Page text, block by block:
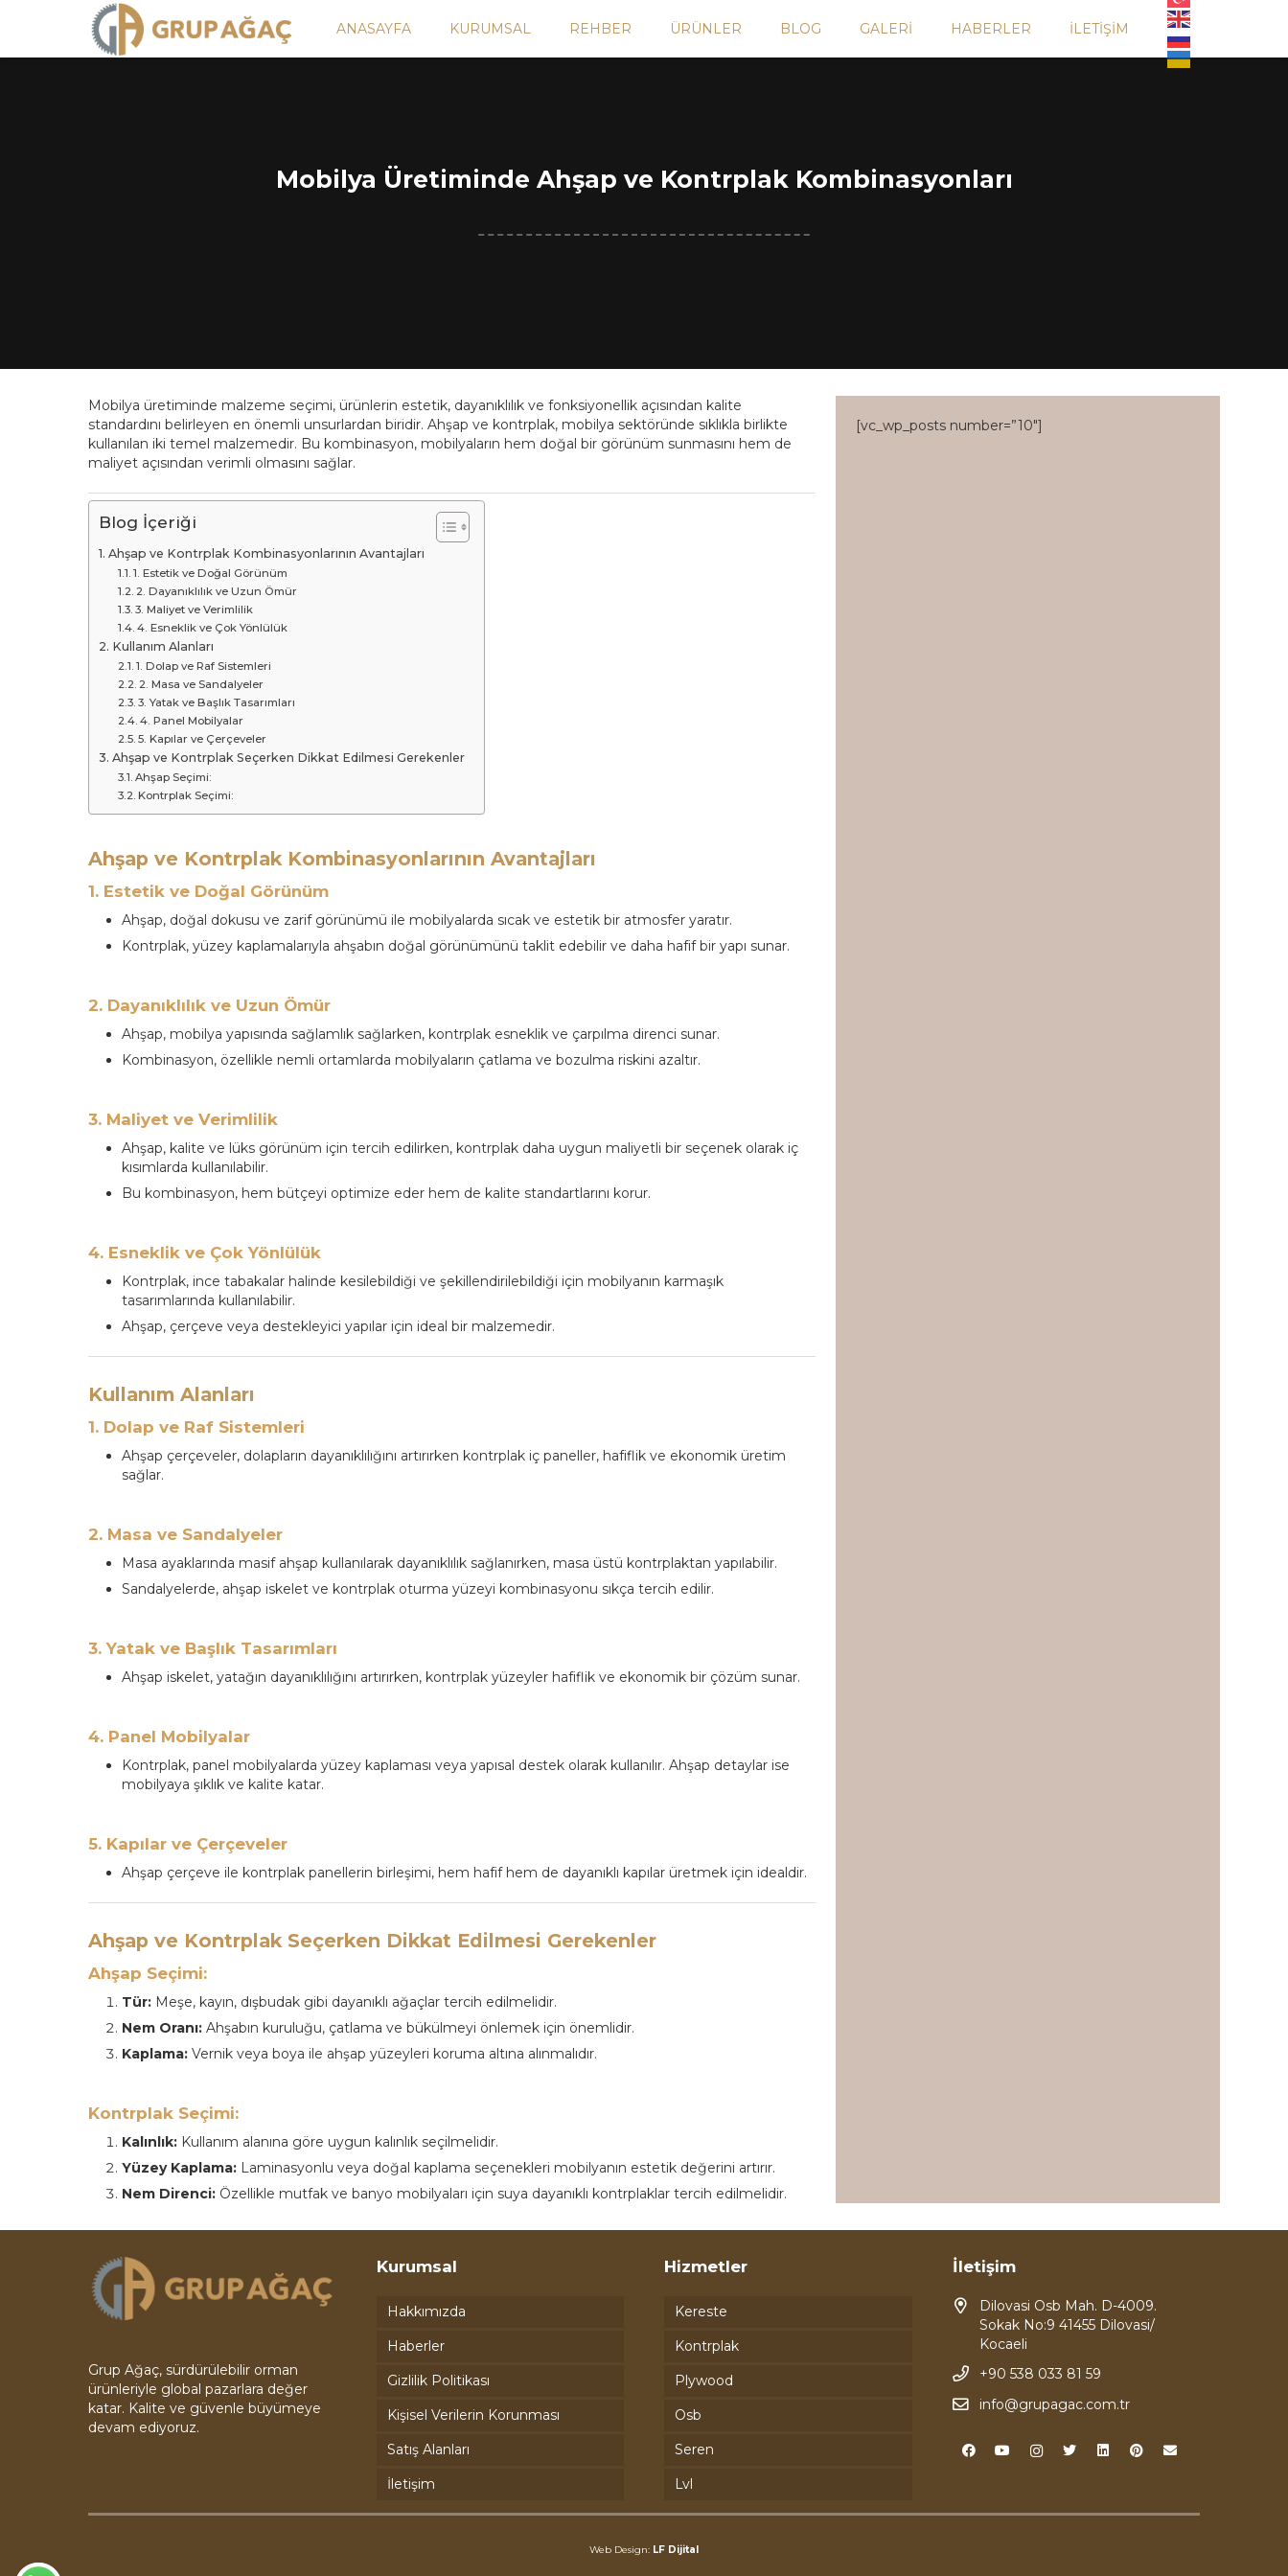
ANASAYFA KURUMSAL REHBER ÜRÜNLER BLOG GALERI HABERLER İLETIŞIM
Mobilya Üretiminde Ahşap ve Kontrplak Kombinasyonları
Mobilya üretiminde malzeme seçimi, ürünlerin estetik, dayanıklılık ve fonksiyonellik açısından kalite
standardını belirleyen en önemli unsurlardan biridir. Ahşap ve kontrplak, mobilya sektöründe sıklıkla birlikte
kullanılan iki temel malzemedir. Bu kombinasyon, mobilyaların hem doğal bir görünüm sunmasını hem de
maliyet açısından verimli olmasını sağlar.
Blog İçeriği
Ahşap ve Kontrplak Kombinasyonlarının Avantajları
1. Estetik ve Doğal Görünüm
2. Dayanıklılık ve Uzun Ömür
3. Maliyet ve Verimlilik
4. Esneklik ve Çok Yönlülük
Kullanım Alanları
1. Dolap ve Raf Sistemleri
2. Masa ve Sandalyeler
3. Yatak ve Başlık Tasarımları
4. Panel Mobilyalar
5. Kapılar ve Çerçeveler
Ahşap ve Kontrplak Seçerken Dikkat Edilmesi Gerekenler
Ahşap Seçimi:
Kontrplak Seçimi:
Ahşap ve Kontrplak Kombinasyonlarının Avantajları
1. Estetik ve Doğal Görünüm
Ahşap, doğal dokusu ve zarif görünümü ile mobilyalarda sıcak ve estetik bir atmosfer yaratır.
Kontrplak, yüzey kaplamalarıyla ahşabın doğal görünümünü taklit edebilir ve daha hafif bir yapı sunar.
2. Dayanıklılık ve Uzun Ömür
Ahşap, mobilya yapısında sağlamlık sağlarken, kontrplak esneklik ve çarpılma direnci sunar.
Kombinasyon, özellikle nemli ortamlarda mobilyaların çatlama ve bozulma riskini azaltır.
3. Maliyet ve Verimlilik
Ahşap, kalite ve lüks görünüm için tercih edilirken, kontrplak daha uygun maliyetli bir seçenek olarak iç
kısımlarda kullanılabilir.
Bu kombinasyon, hem bütçeyi optimize eder hem de kalite standartlarını korur.
4. Esneklik ve Çok Yönlülük
Kontrplak, ince tabakalar halinde kesilebildiği ve şekillendirilebildiği için mobilyanın karmaşık
tasarımlarında kullanılabilir.
Ahşap, çerçeve veya destekleyici yapılar için ideal bir malzemedir.
Kullanım Alanları
1. Dolap ve Raf Sistemleri
Ahşap çerçeveler, dolapların dayanıklılığını artırırken kontrplak iç paneller, hafiflik ve ekonomik üretim
sağlar.
2. Masa ve Sandalyeler
Masa ayaklarında masif ahşap kullanılarak dayanıklılık sağlanırken, masa üstü kontrplaktan yapılabilir.
Sandalyelerde, ahşap iskelet ve kontrplak oturma yüzeyi kombinasyonu sıkça tercih edilir.
3. Yatak ve Başlık Tasarımları
Ahşap iskelet, yatağın dayanıklılığını artırırken, kontrplak yüzeyler hafiflik ve ekonomik bir çözüm sunar.
4. Panel Mobilyalar
Kontrplak, panel mobilyalarda yüzey kaplaması veya yapısal destek olarak kullanılır. Ahşap detaylar ise
mobilyaya şıklık ve kalite katar.
5. Kapılar ve Çerçeveler
Ahşap çerçeve ile kontrplak panellerin birleşimi, hem hafif hem de dayanıklı kapılar üretmek için idealdir.
Ahşap ve Kontrplak Seçerken Dikkat Edilmesi Gerekenler
Ahşap Seçimi:
Tür: Meşe, kayın, dışbudak gibi dayanıklı ağaçlar tercih edilmelidir.
Nem Oranı: Ahşabın kuruluğu, çatlama ve bükülmeyi önlemek için önemlidir.
Kaplama: Vernik veya boya ile ahşap yüzeyleri koruma altına alınmalıdır.
Kontrplak Seçimi:
Kalınlık: Kullanım alanına göre uygun kalınlık seçilmelidir.
Yüzey Kaplama: Laminasyonlu veya doğal kaplama seçenekleri mobilyanın estetik değerini artırır.
Nem Direnci: Özellikle mutfak ve banyo mobilyaları için suya dayanıklı kontrplaklar tercih edilmelidir.
[vc_wp_posts number=”10″]
Grup Ağaç, sürdürülebilir orman
ürünleriyle global pazarlara değer
katar. Kalite ve güvenle büyümeye
devam ediyoruz.
Kurumsal
Hakkımızda
Haberler
Gizlilik Politikası
Kişisel Verilerin Korunması
Satış Alanları
İletişim
Hizmetler
Kereste
Kontrplak
Plywood
Osb
Seren
Lvl
İletişim
Dilovasi Osb Mah. D-4009.
Sokak No:9 41455 Dilovasi/
Kocaeli
+90 538 033 81 59
info@grupagac.com.tr
Web Design: LF Dijital